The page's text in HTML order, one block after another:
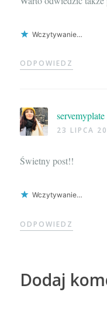
Wczytywanie…
ODPOWIEDZ
servemyplate
23 LIPCA
Świetny post!!
Wczytywanie…
ODPOWIEDZ
Dodaj